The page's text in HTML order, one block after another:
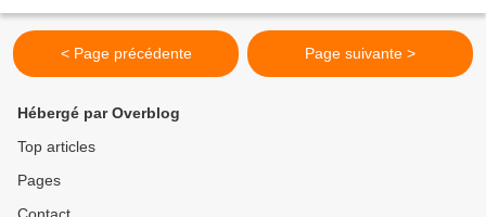
< Page précédente Page suivante >
Hébergé par Overblog
Top articles
Pages